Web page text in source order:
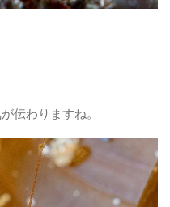
伝わりますね。